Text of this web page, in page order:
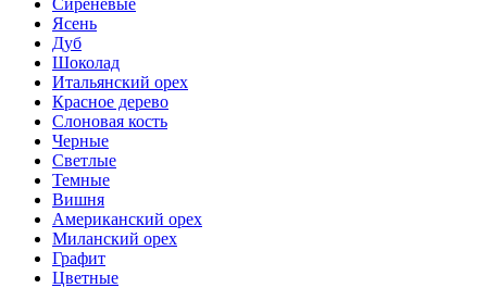
Сиреневые
Ясень
Дуб
Шоколад
Итальянский орех
Красное дерево
Слоновая кость
Черные
Светлые
Темные
Вишня
Американский орех
Миланский орех
Графит
Цветные